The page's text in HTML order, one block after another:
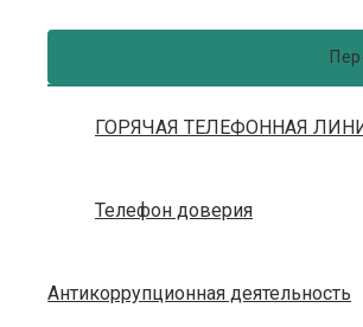
ГОРЯЧАЯ ТЕЛЕФОННАЯ
Телефон доверия
Антикоррупционная деятельность